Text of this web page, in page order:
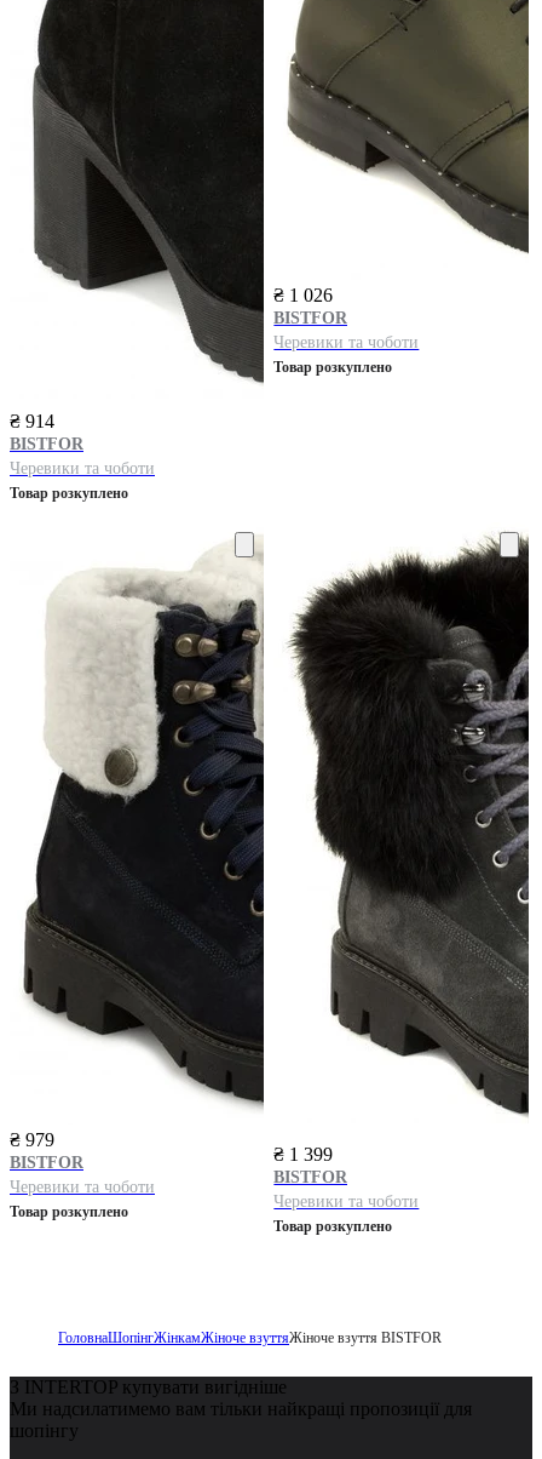
₴ 914
BISTFOR
Черевики та чоботи
Товар розкуплено
₴ 1 026
BISTFOR
Черевики та чоботи
Товар розкуплено
₴ 979
BISTFOR
Черевики та чоботи
Товар розкуплено
₴ 1 399
BISTFOR
Черевики та чоботи
Товар розкуплено
ГоловнаШопінгЖінкамЖіноче взуттяЖіноче взуття BISTFOR
З INTERTOP купувати вигідніше
Ми надсилатимемо вам тільки найкращі пропозиції для
шопінгу